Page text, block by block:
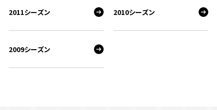
2011シーズン 2010シーズン
2009シーズン